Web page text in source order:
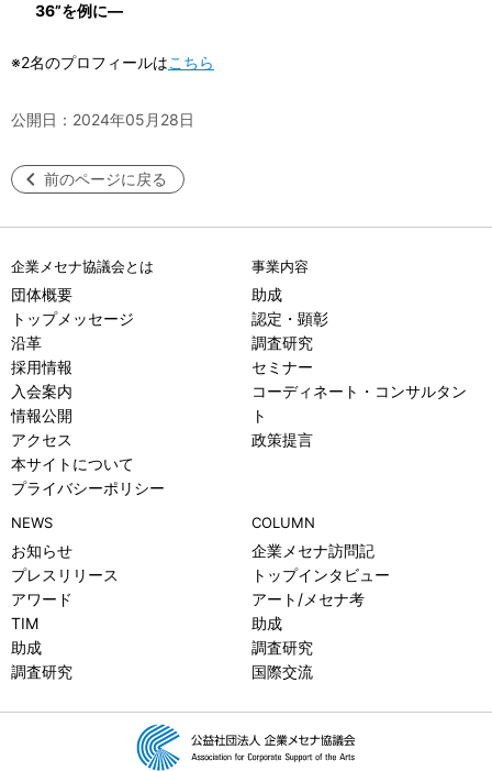
36”を例に―
※2名のプロフィールはこちら
公開日：2024年05月28日
前のページに戻る
企業メセナ協議会とは
団体概要
トップメッセージ
沿革
採用情報
入会案内
情報公開
アクセス
本サイトについて
プライバシーポリシー
事業内容
助成
認定・顕彰
調査研究
セミナー
コーディネート・コンサルタン
ト
政策提言
NEWS
お知らせ
プレスリリース
アワード
TIM
助成
調査研究
COLUMN
企業メセナ訪問記
トップインタビュー
アート/メセナ考
助成
調査研究
国際交流